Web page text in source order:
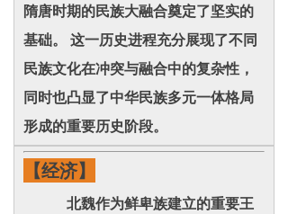
隋唐时期的民族大融合奠定了坚实的
基础。 这一历史进程充分展现了不同
民族文化在冲突与融合中的复杂性，
同时也凸显了中华民族多元一体格局
形成的重要历史阶段。
【经济】
北魏作为鲜卑族建立的重要王